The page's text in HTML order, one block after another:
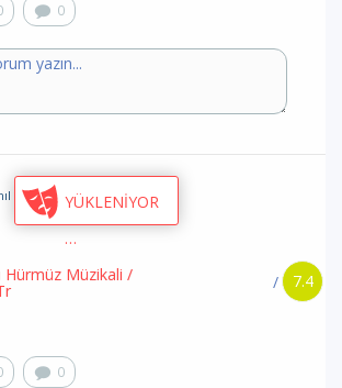
YÜKLENİYOR
0
Özmen , tiyatroyu alkışladı
7.4
/
Hürmüz Müzikali /
0